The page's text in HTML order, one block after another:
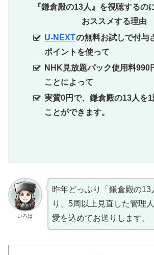
『鎌倉殿の13人』を視聴するの
おススメする理由
U-NEXTの無料お試しで付与
ポイントを使って
NHK見放題パック使用料990
ことによって
実質0円で、鎌倉殿の13人を
ことができます。
いろは
昨年どっぷり「鎌倉殿の13
り、5周以上見直した管理
愛を込めてお送りします。